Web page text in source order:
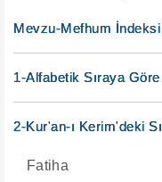
Mevzu-Mefhum İndeksi
1-Alfabetik Sıraya Göre
2-Kur'an-ı Kerim'deki
Fatiha